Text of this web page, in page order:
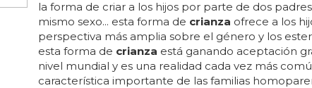
la forma de criar a los hijos por parte de dos
mismo sexo... esta forma de crianza ofrece a los
perspectiva más amplia sobre el género y los
esta forma de crianza está ganando aceptación
nivel mundial y es una realidad cada vez más
característica importante de las familias